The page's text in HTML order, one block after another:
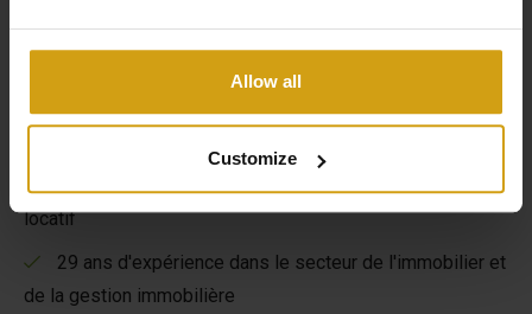
Allow all
Customize
lits sur mesure
continuent dans le même beau carrelage à
l'intérieur comme à l'extérieur
Jardin et terrasses équipés de mobilier de jardin de
haute qualité
électrique neuve pour 1 voiture.
Des options flexibles pour maximiser votre rendement
locatif
29 ans d'expérience dans le secteur de l'immobilier et
de la gestion immobilière